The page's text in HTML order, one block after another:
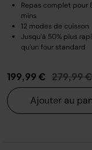
Repas complet pour
mins
12 modes de cuisson
Jusqu'à 50% plus
qu'un four standard
199,99 € Prix
279,99
Ajouter au